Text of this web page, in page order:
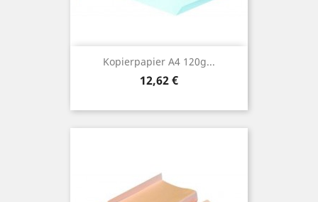
Kopierpapier A4 120g...
Preis
12,62 €